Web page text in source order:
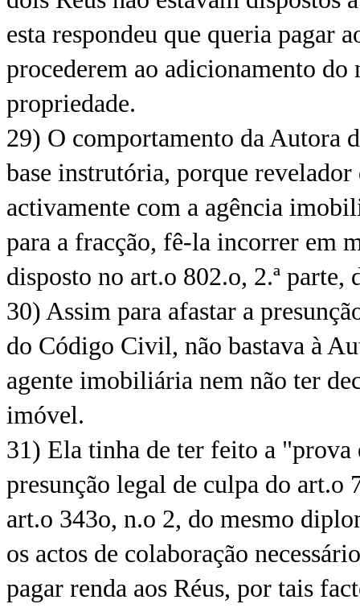
esta respondeu que queria pagar
procederem ao adicionamento
propriedade.
29) O comportamento da Autora
base instrutória, porque
activamente com a agência
para a fracção, fê-la incorrer em
disposto no art.o 802.o, 2.ª
30) Assim para afastar a
do Código Civil, não bastava à
agente imobiliária nem não ter
imóvel.
31) Ela tinha de ter feito a
presunção legal de culpa do
art.o 343o, n.o 2, do mesmo
os actos de colaboração
pagar renda aos Réus, por tais